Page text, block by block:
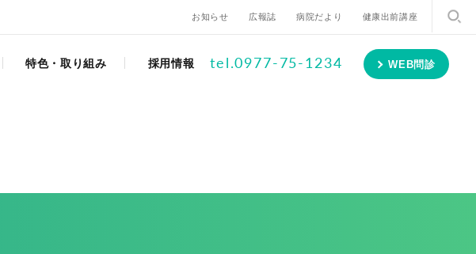
特色・取り組み 採用情報
お知らせ 広報誌 病院だより 健康出前講座
tel.0977-75-1234 WEB問診